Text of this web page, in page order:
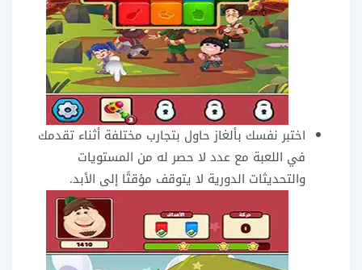
اختبر نفسك بألغاز حاول بتجارب مختلفة أثناء تقدمك
في اللعبة مع عدد لا حصر له من المستويات
والتحديثات الدورية لا يتوقف مؤقتًا إلى الأبد.